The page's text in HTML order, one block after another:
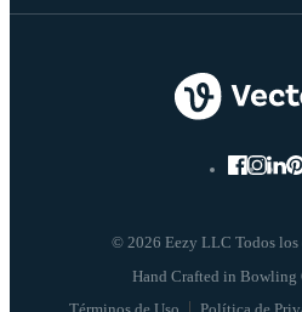
© 2026 Eezy LLC Todos los